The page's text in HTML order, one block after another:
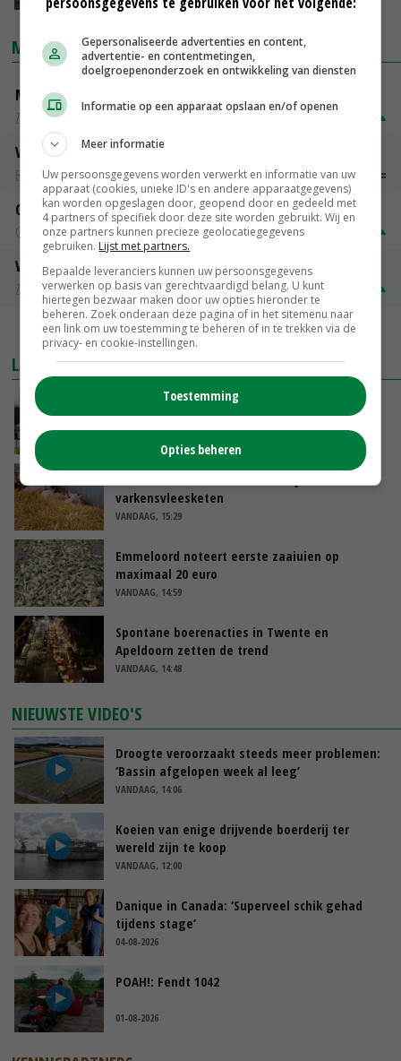
MARKTPRIJZEN
Magere melkpoeder
Zuivel NL
€ 269,00
Vleeskuikens 2001-2600 gr
Barneveld
€ 1,09~ € 1,11
Gerst
Groningen
€ 197,00
Volle melkpoeder
Zuivel NL
€ 345,00
MEER MARKTPRIJZEN
LAATSTE NIEUWS
Gemiddelde Europese melkprijs daalt licht in
juni
varkensvleesketen
VANDAAG, 15:29
Emmeloord noteert eerste zaaiuien op
maximaal 20 euro
VANDAAG, 14:59
Spontane boerenacties in Twente en
Apeldoorn zetten de trend
VANDAAG, 14:48
NIEUWSTE VIDEO'S
Droogte veroorzaakt steeds meer problemen:
‘Bassin afgelopen week al leeg’
VANDAAG, 14:06
Koeien van enige drijvende boerderij ter
wereld zijn te koop
VANDAAG, 12:00
Danique in Canada: ‘Superveel schik gehad
tijdens stage’
04-08-2026
POAH!: Fendt 1042
01-08-2026
Gepersonaliseerde advertenties en content,
advertentie- en contentmetingen,
doelgroepenonderzoek en ontwikkeling van diensten
Informatie op een apparaat opslaan en/of openen
Meer informatie
Uw persoonsgegevens worden verwerkt en informatie van uw
apparaat (cookies, unieke ID's en andere apparaatgegevens)
kan worden opgeslagen door, geopend door en gedeeld met
4 partners of specifiek door deze site worden gebruikt. Wij en
onze partners kunnen precieze geolocatiegegevens
gebruiken. Lijst met partners.
Bepaalde leveranciers kunnen uw persoonsgegevens
verwerken op basis van gerechtvaardigd belang. U kunt
hiertegen bezwaar maken door uw opties hieronder te
beheren. Zoek onderaan deze pagina of in het sitemenu naar
een link om uw toestemming te beheren of in te trekken via de
privacy- en cookie-instellingen.
Toestemming
Opties beheren